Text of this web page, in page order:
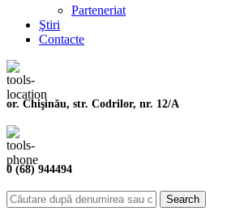
Parteneriat
Ştiri
Contacte
or. Chişinău, str. Codrilor, nr. 12/A
0 (68) 944494
Search